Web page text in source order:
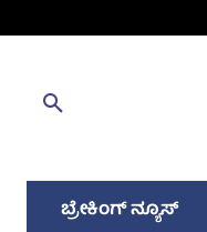
ಬ್ರೇಕಿಂಗ್ ನ್ಯೂಸ್